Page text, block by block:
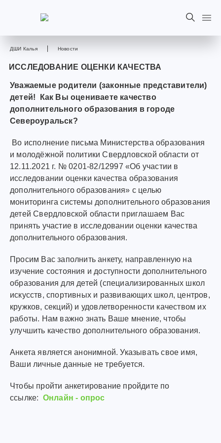
ДШИ Калья Новости
ИССЛЕДОВАНИЕ ОЦЕНКИ КАЧЕСТВА
Уважаемые родители (законные представители)
детей! Как Вы оцениваете качество
дополнительного образования в городе
Североуральск?
Во исполнение письма Министерства образования
и молодёжной политики Свердловской области от
12.11.2021 г. № 0201-82/12997 «Об участии в
исследовании оценки качества образования
дополнительного образования» с целью
мониторинга системы дополнительного образования
детей Свердловской области приглашаем Вас
принять участие в исследовании оценки качества
дополнительного образования.
Просим Вас заполнить анкету, направленную на
изучение состояния и доступности дополнительного
образования для детей (специализированных школ
искусств, спортивных и развивающих школ, центров,
кружков, секций) и удовлетворенности качеством их
работы. Нам важно знать Ваше мнение, чтобы
улучшить качество дополнительного образования.
Анкета является анонимной. Указывать свое имя,
Ваши личные данные не требуется.
Чтобы пройти анкетирование пройдите по
ссылке: Онлайн - опрос